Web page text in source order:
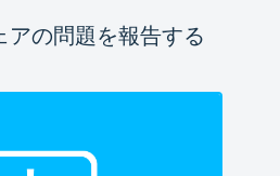
アの問題を報告する